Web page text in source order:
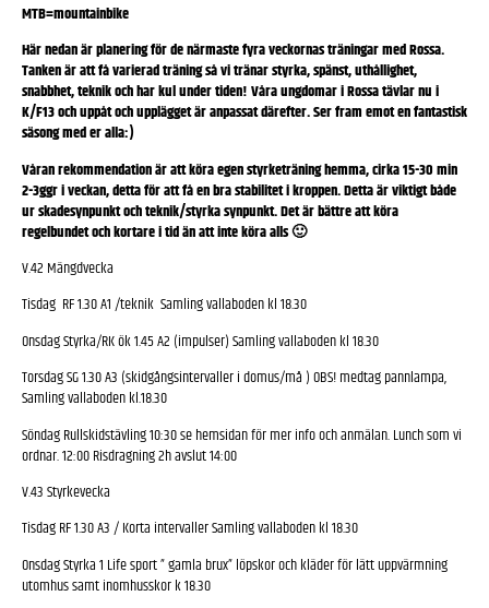
MTB=mountainbike
Här nedan är planering för de närmaste fyra veckornas träningar med Rossa.
Tanken är att få varierad träning så vi tränar styrka, spänst, uthållighet,
snabbhet, teknik och har kul under tiden! Våra ungdomar i Rossa tävlar nu i
K/F13 och uppåt och upplägget är anpassat därefter. Ser fram emot en fantastisk
säsong med er alla:)
Våran rekommendation är att köra egen styrketräning hemma, cirka 15-30 min
2-3ggr i veckan, detta för att få en bra stabilitet i kroppen. Detta är viktigt både
ur skadesynpunkt och teknik/styrka synpunkt. Det är bättre att köra
regelbundet och kortare i tid än att inte köra alls 🙂
V.42 Mängdvecka
Tisdag RF 1.30 A1 /teknik Samling vallaboden kl 18.30
Onsdag Styrka/RK ök 1.45 A2 (impulser) Samling vallaboden kl 18.30
Torsdag SG 1.30 A3 (skidgångsintervaller i domus/må ) OBS! medtag pannlampa,
Samling vallaboden kl.18.30
Söndag Rullskidstävling 10:30 se hemsidan för mer info och anmälan. Lunch som vi
ordnar. 12:00 Risdragning 2h avslut 14:00
V.43 Styrkevecka
Tisdag RF 1.30 A3 / Korta intervaller Samling vallaboden kl 18.30
Onsdag Styrka 1 Life sport ” gamla brux” löpskor och kläder för lätt uppvärmning
utomhus samt inomhusskor k 18.30